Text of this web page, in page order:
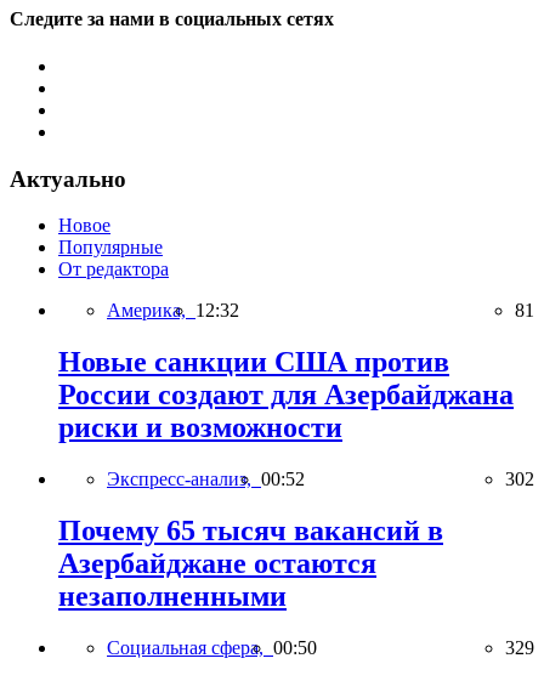
Следите за нами в социальных сетях
Актуально
Новое
Популярные
От редактора
Америка, 12:32 81
Новые санкции США против
России создают для Азербайджана
риски и возможности
Экспресс-анализ, 00:52 302
Почему 65 тысяч вакансий в
Азербайджане остаются
незаполненными
Социальная сфера, 00:50 329